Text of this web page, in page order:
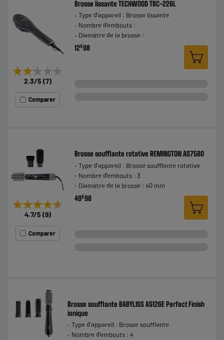
★★★★★
★★★★★
2.3/5 (7)
Comparer
Brosse lissante TECHWOOD TBC-226L
Type d'appareil : Brosse lissante
Nombre d'embouts :
Diamètre de la brosse :
12€98
★★★★★
★★★★★
4.7/5 (9)
Comparer
Brosse soufflante rotative REMINGTON AS7580
Type d'appareil : Brosse soufflante rotative
Nombre d'embouts : 3
Diamètre de la brosse : 40 mm
49€98
Brosse soufflante BABYLISS AS126E Perfect Finish
ionique
Type d'appareil : Brosse soufflante
Nombre d'embouts : 4